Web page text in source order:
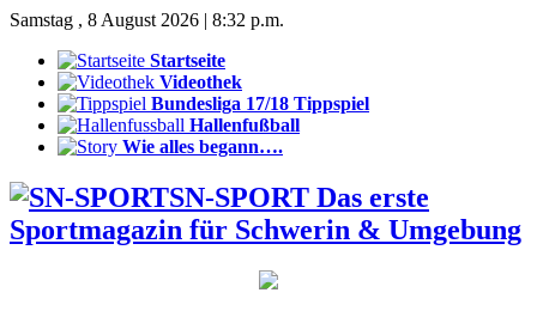
Samstag , 8 August 2026 | 8:32 p.m.
Startseite
Videothek
Bundesliga 17/18 Tippspiel
Hallenfußball
Wie alles begann….
SN-SPORT Das erste
Sportmagazin für Schwerin & Umgebung